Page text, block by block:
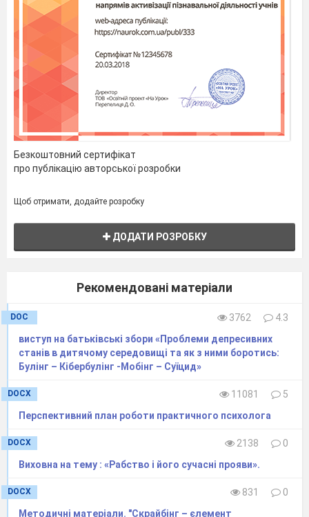
Безкоштовний сертифікат
про публікацію авторської розробки
Щоб отримати, додайте розробку
ДОДАТИ РОЗРОБКУ
Рекомендовані матеріали
DOC 3762
4.3
виступ на батьківські збори «Проблеми депресивних
станів в дитячому середовищі та як з ними боротись:
Булінг – Кібербулінг -Мобінг – Суїцид»
DOCX 11081
5
Перспективний план роботи практичного психолога
DOCX 2138
0
Виховна на тему : «Рабство і його сучасні прояви».
DOCX 831
0
Методичні матеріали. "Скрайбінг – єлемент